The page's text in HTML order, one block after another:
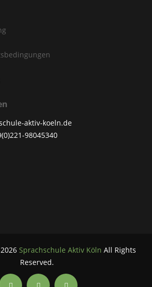
aktiv-koeln.de
98045340
Sprachschule Aktiv Köln All Rights
Reserved.